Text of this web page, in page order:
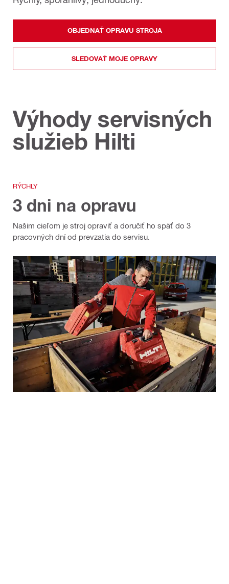
OBJEDNAŤ OPRAVU STROJA
SLEDOVAŤ MOJE OPRAVY
Výhody servisných
služieb Hilti
RÝCHLY
3 dni na opravu
Našim cieľom je stroj opraviť a doručiť ho späť do 3
pracovných dní od prevzatia do servisu.